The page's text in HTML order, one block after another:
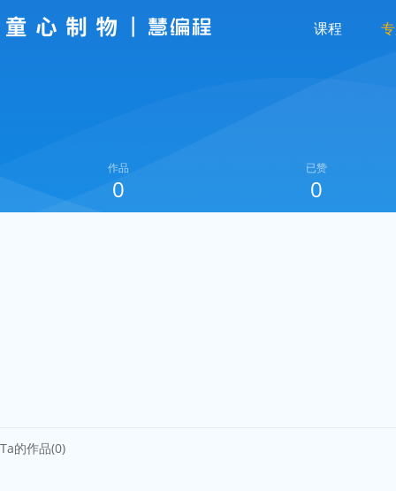
课程
作品
0
已赞
0
Ta的作品(0)